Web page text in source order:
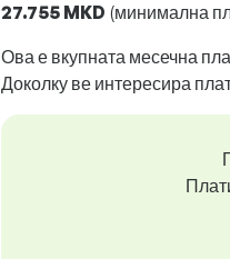
27.755 MKD (минимална
Ова е вкупната месечна
Доколку ве интересира